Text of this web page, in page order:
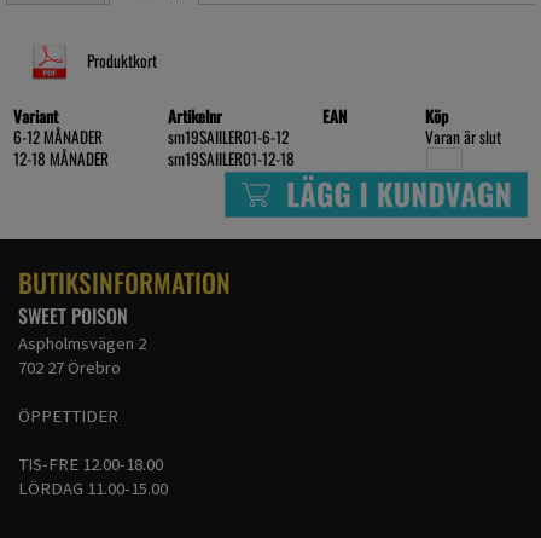
Produktkort
Variant Artikelnr EAN
Köp
6-12 MÅNADER
sm19SAIILER01-6-12
Varan är slut
12-18 MÅNADER
sm19SAIILER01-12-18
BUTIKSINFORMATION
SWEET POISON
Aspholmsvägen 2
702 27 Örebro
ÖPPETTIDER
TIS-FRE 12.00-18.00
LÖRDAG 11.00-15.00